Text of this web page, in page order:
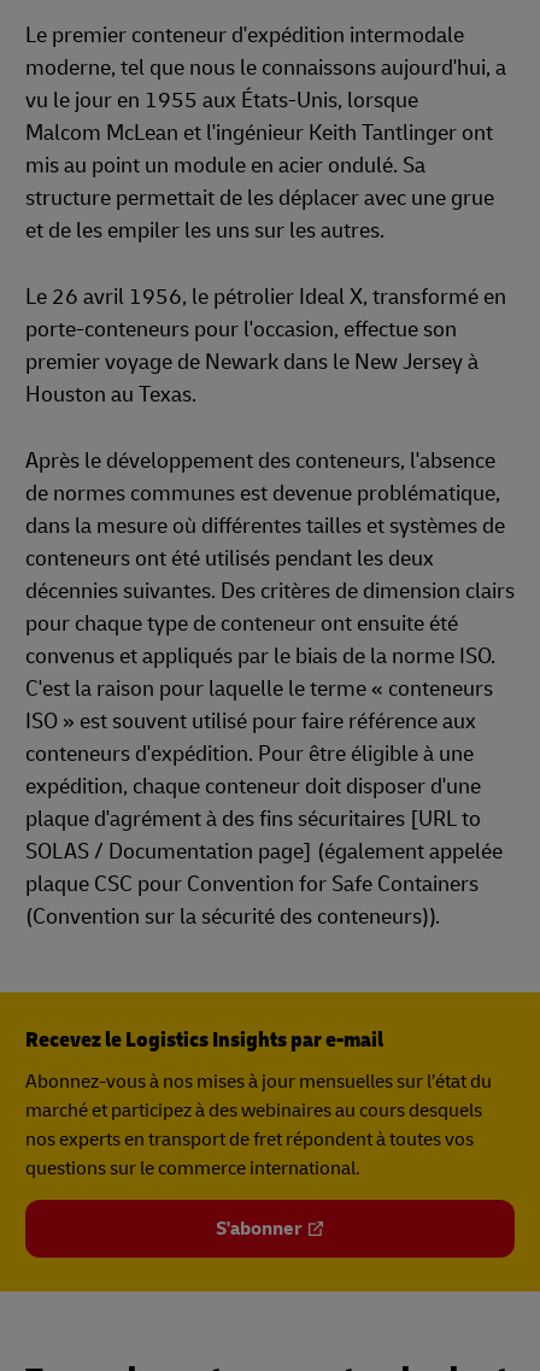
Le premier conteneur d'expédition intermodale
moderne, tel que nous le connaissons aujourd'hui, a
vu le jour en 1955 aux États-Unis, lorsque
Malcom McLean et l'ingénieur Keith Tantlinger ont
mis au point un module en acier ondulé. Sa
structure permettait de les déplacer avec une grue
et de les empiler les uns sur les autres.
Le 26 avril 1956, le pétrolier Ideal X, transformé en
porte-conteneurs pour l'occasion, effectue son
premier voyage de Newark dans le New Jersey à
Houston au Texas.
Après le développement des conteneurs, l'absence
de normes communes est devenue problématique,
dans la mesure où différentes tailles et systèmes de
conteneurs ont été utilisés pendant les deux
décennies suivantes. Des critères de dimension clairs
pour chaque type de conteneur ont ensuite été
convenus et appliqués par le biais de la norme ISO.
C'est la raison pour laquelle le terme « conteneurs
ISO » est souvent utilisé pour faire référence aux
conteneurs d'expédition. Pour être éligible à une
expédition, chaque conteneur doit disposer d'une
plaque d'agrément à des fins sécuritaires [URL to
SOLAS / Documentation page] (également appelée
plaque CSC pour Convention for Safe Containers
(Convention sur la sécurité des conteneurs)).
Recevez le Logistics Insights par e-mail
Abonnez-vous à nos mises à jour mensuelles sur l’état du
marché et participez à des webinaires au cours desquels
nos experts en transport de fret répondent à toutes vos
questions sur le commerce international.
S'abonner